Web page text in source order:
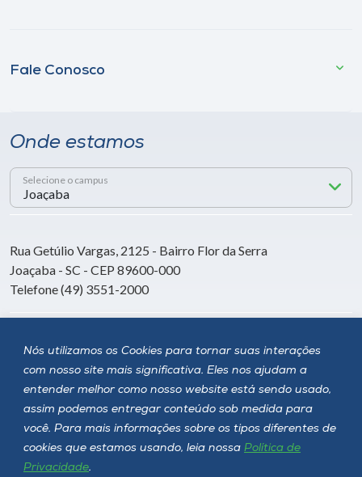
Nós utilizamos os Cookies para tornar suas interações
com nosso site mais significativa. Eles nos ajudam a
entender melhor como nosso website está sendo usado,
assim podemos entregar conteúdo sob medida para
você. Para mais informações sobre os tipos diferentes de
cookies que estamos usando, leia nossa Política de
Privacidade.
Fale Conosco
Onde estamos
Selecione o campus
Rua Getúlio Vargas, 2125 - Bairro Flor da Serra
Joaçaba - SC - CEP 89600-000
Telefone (49) 3551-2000
Siga a Unoesc